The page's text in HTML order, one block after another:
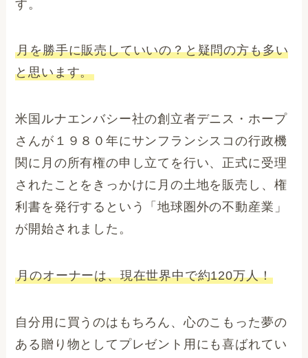
す。
月を勝手に販売していいの？と疑問の方も多い
と思います。
米国ルナエンバシー社の創立者デニス・ホープ
さんが１９８０年にサンフランシスコの行政機
関に月の所有権の申し立てを行い、正式に受理
されたことをきっかけに月の土地を販売し、権
利書を発行するという「地球圏外の不動産業」
が開始されました。
月のオーナーは、現在世界中で約120万人！
自分用に買うのはもちろん、心のこもった夢の
ある贈り物としてプレゼント用にも喜ばれてい